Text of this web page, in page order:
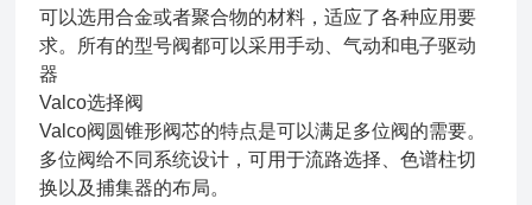
可以选用合金或者聚合物的材料，适应了各种应用要
求。所有的型号阀都可以采用手动、气动和电子驱动
器
Valco选择阀
Valco阀圆锥形阀芯的特点是可以满足多位阀的需要。
多位阀给不同系统设计，可用于流路选择、色谱柱切
换以及捕集器的布局。